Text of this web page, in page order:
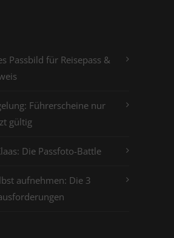
Passbild für Reisepass &
Führerscheine nur
gültig
Die Passfoto-Battle
aufnehmen: Die 3